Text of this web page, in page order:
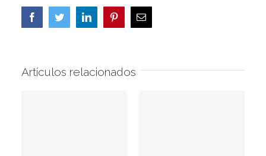
FacebookTwitterLinkedInPinterestCorreo
electrónico
Artículos relacionados